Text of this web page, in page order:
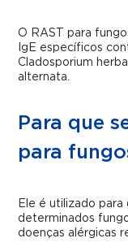
O RAST para
IgE específicos
Cladosporium
alternata.
Para que
para
Ele é utilizado
determinados
doenças alérgicas